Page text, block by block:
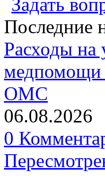
Последние
Расходы на
медпомощи
ОМС
06.08.2026
0